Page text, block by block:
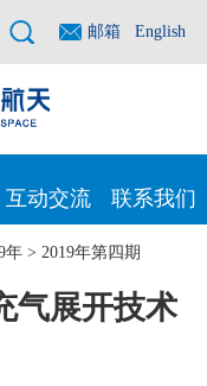
邮箱 English
互动交流 联系我们
年> 2019年第四期
气展开技术